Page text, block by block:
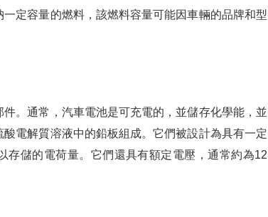
定容量的燃料，該燃料容量可能因車輛的品牌和型
。通常，汽車電池是可充電的，並儲存化學能，並
電解質溶液中的鉛板組成。它們被設計為具有一定
存儲的電荷量。它們還具有額定電壓，通常約為12